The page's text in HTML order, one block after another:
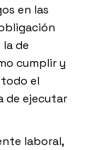
en las
de
cumplir y
el
de ejecutar
laboral,